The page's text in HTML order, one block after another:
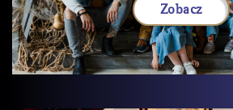
Zobacz